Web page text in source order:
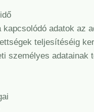
kapcsolódó adatok az
teljesítéséig
személyes adatainak